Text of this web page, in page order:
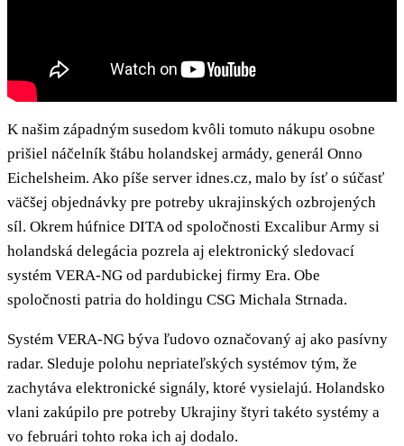
K našim západným susedom kvôli tomuto nákupu osobne
prišiel náčelník štábu holandskej armády, generál Onno
Eichelsheim. Ako píše server idnes.cz, malo by ísť o súčasť
väčšej objednávky pre potreby ukrajinských ozbrojených
síl. Okrem húfnice DITA od spoločnosti Excalibur Army si
holandská delegácia pozrela aj elektronický sledovací
systém VERA-NG od pardubickej firmy Era. Obe
spoločnosti patria do holdingu CSG Michala Strnada.
Systém VERA-NG býva ľudovo označovaný aj ako pasívny
radar. Sleduje polohu nepriateľských systémov tým, že
zachytáva elektronické signály, ktoré vysielajú. Holandsko
vlani zakúpilo pre potreby Ukrajiny štyri takéto systémy a
vo februári tohto roka ich aj dodalo.